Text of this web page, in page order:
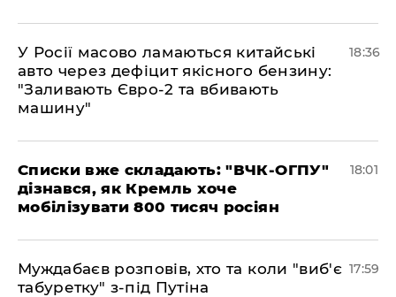
У Росії масово ламаються китайські
авто через дефіцит якісного бензину:
"Заливають Євро-2 та вбивають
машину"
18:36
Списки вже складають: "ВЧК-ОГПУ"
дізнався, як Кремль хоче
мобілізувати 800 тисяч росіян
18:01
Муждабаєв розповів, хто та коли "виб'є
табуретку" з-під Путіна
17:59